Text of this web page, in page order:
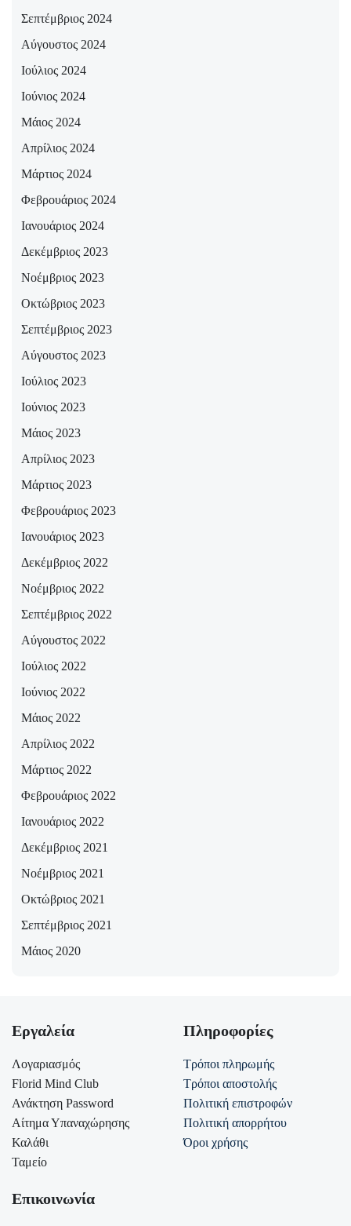
Σεπτέμβριος 2024
Αύγουστος 2024
Ιούλιος 2024
Ιούνιος 2024
Μάιος 2024
Απρίλιος 2024
Μάρτιος 2024
Φεβρουάριος 2024
Ιανουάριος 2024
Δεκέμβριος 2023
Νοέμβριος 2023
Οκτώβριος 2023
Σεπτέμβριος 2023
Αύγουστος 2023
Ιούλιος 2023
Ιούνιος 2023
Μάιος 2023
Απρίλιος 2023
Μάρτιος 2023
Φεβρουάριος 2023
Ιανουάριος 2023
Δεκέμβριος 2022
Νοέμβριος 2022
Σεπτέμβριος 2022
Αύγουστος 2022
Ιούλιος 2022
Ιούνιος 2022
Μάιος 2022
Απρίλιος 2022
Μάρτιος 2022
Φεβρουάριος 2022
Ιανουάριος 2022
Δεκέμβριος 2021
Νοέμβριος 2021
Οκτώβριος 2021
Σεπτέμβριος 2021
Μάιος 2020
Εργαλεία
Λογαριασμός
Florid Mind Club
Ανάκτηση Password
Αίτημα Υπαναχώρησης
Καλάθι
Ταμείο
Πληροφορίες
Τρόποι πληρωμής
Τρόποι αποστολής
Πολιτική επιστροφών
Πολιτική απορρήτου
Όροι χρήσης
Επικοινωνία